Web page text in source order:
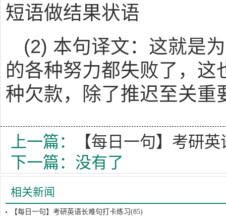
短语做结果状语
(2) 本句译文：这就是
的各种努力都失败了，
种欠款，除了推迟至关重
上一篇：
【每日一句】考研
下一篇：没有了
相关新闻
【每日一句】考研英语长难句打卡练习(85)